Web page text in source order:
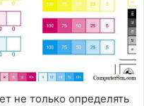
не только определять